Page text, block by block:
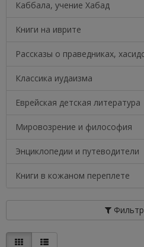
Каббала, учение Хабад
Книги на иврите
Рассказы о праведниках,
Классика иудаизма
Еврейская детская литература
Мировозрение и философия
Энциклопедии и путеводители
Книги в кожаном переплете